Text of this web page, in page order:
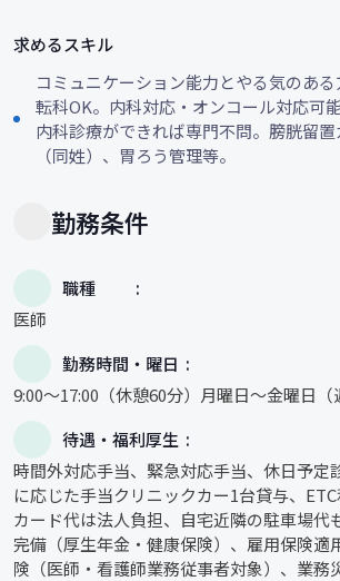
求めるスキル
コミュニケーション能力とやる気のある
転科OK。内科対応・オンコール対応可
内科診療ができれば専門不問。膀胱留
（同姓）、胃ろう管理等。
勤務条件
職種
医師
勤務時間・曜日
9:00～17:00（休憩60分）月曜日〜金曜日（
待遇・福利厚生
時間外対応手当、緊急対応手当、休日予定
に応じた手当クリニックカー1台貸与、
カード代は法人負担、自宅近隣の駐車場代
完備（厚生年金・健康保険）、雇用保険適
険（医師・看護師業務従事者対象）、業務